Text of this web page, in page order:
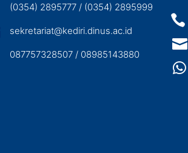
(0354) 2895777 / (0354) 2895999
sekretariat@kediri.dinus.ac.id
087757328507 / 08985143880


